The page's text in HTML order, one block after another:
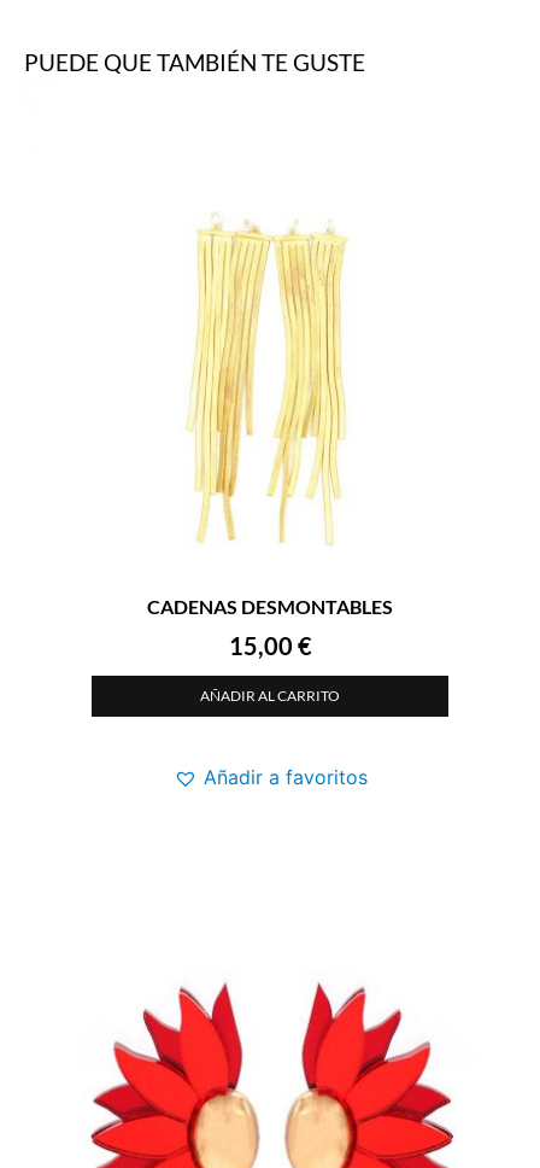
PUEDE QUE TAMBIÉN TE GUSTE
CADENAS DESMONTABLES
15,00 €
AÑADIR AL CARRITO
Añadir a favoritos